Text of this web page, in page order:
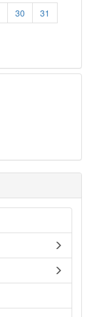
30
31